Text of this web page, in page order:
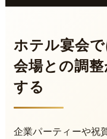
ホテル宴会で
会場との調
する
企業パーティーや祝